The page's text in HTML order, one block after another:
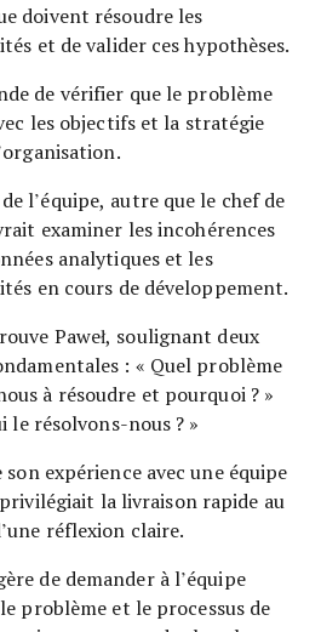
doivent résoudre les
et de valider ces hypothèses.
de vérifier que le problème
les objectifs et la stratégie
l’équipe, autre que le chef de
examiner les incohérences
analytiques et les
en cours de développement.
Paweł, soulignant deux
: « Quel problème
à résoudre et pourquoi ? »
le résolvons-nous ? »
expérience avec une équipe
la livraison rapide au
réflexion claire.
de demander à l’équipe
problème et le processus de